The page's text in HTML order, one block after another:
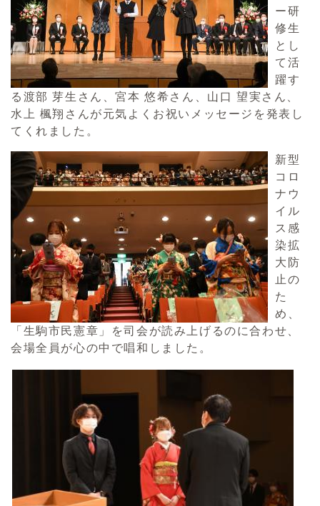
ー研
修生
とし
て活
躍す
る渡部 芽生さん、宮本 悠希さん、山口 望実さん、
水上 楓翔さんが元気よくお祝いメッセージを発表し
てくれました。
新型
コロ
ナウ
イル
ス感
染拡
大防
止の
た
め、
「生駒市民憲章」を司会が読み上げるのに合わせ、
会場全員が心の中で唱和しました。